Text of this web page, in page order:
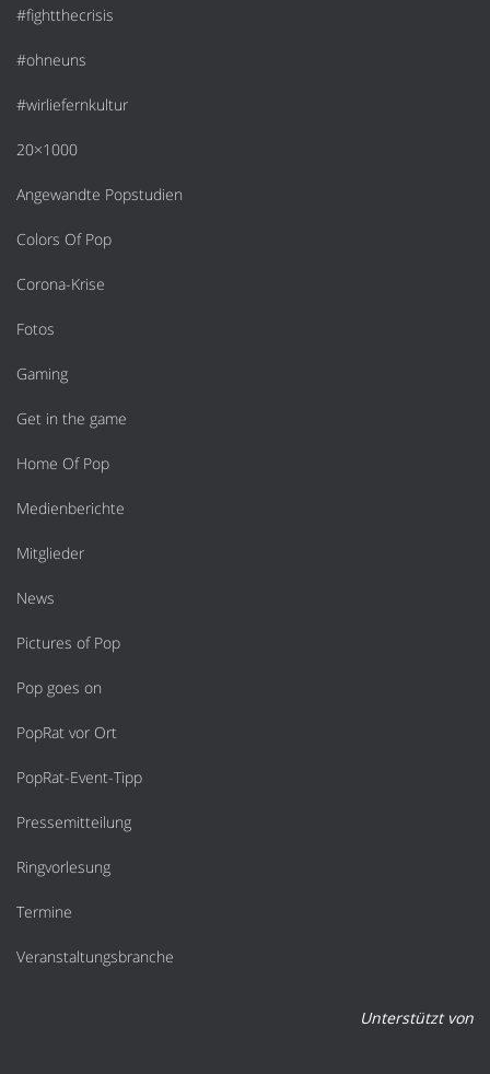
#fightthecrisis
#ohneuns
#wirliefernkultur
20×1000
Angewandte Popstudien
Colors Of Pop
Corona-Krise
Fotos
Gaming
Get in the game
Home Of Pop
Medienberichte
Mitglieder
News
Pictures of Pop
Pop goes on
PopRat vor Ort
PopRat-Event-Tipp
Pressemitteilung
Ringvorlesung
Termine
Veranstaltungsbranche
Unterstützt von